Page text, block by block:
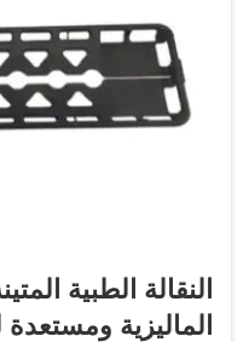
النقالة الطبية
الماليزية